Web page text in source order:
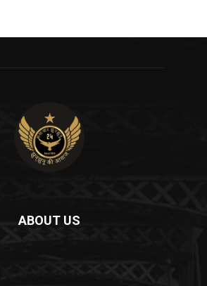
ABOUT US